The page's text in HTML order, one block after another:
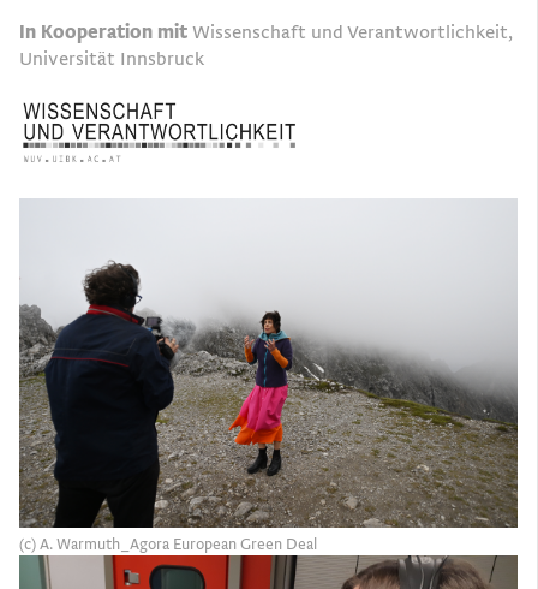
In Kooperation mit Wissenschaft und Verantwortlichkeit,
Universität Innsbruck
(c) A. Warmuth_Agora European Green Deal